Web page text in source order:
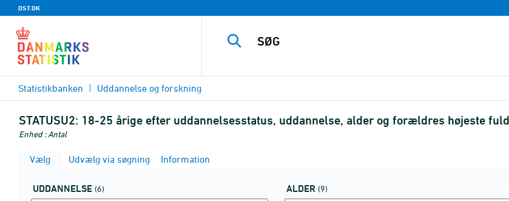
DST.DK
Statistikbanken Uddannelse og forskning
STATUSU2: 18-25 årige efter uddannelsesstatus, uddannelse, alder og forældres højeste
Enhed : Antal
Vælg Udvælg via søgning Information
UDDANNELSE (6) ALDER (9)